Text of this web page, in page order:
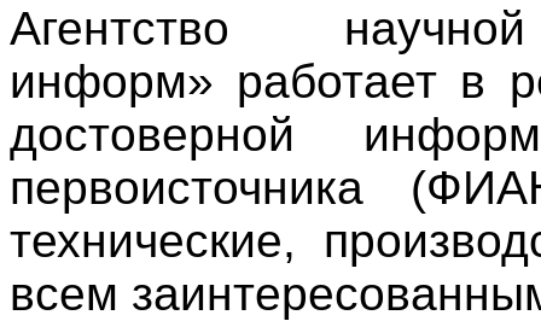
Агентство
информ» работает в
достоверной
первоисточника
технические,
всем